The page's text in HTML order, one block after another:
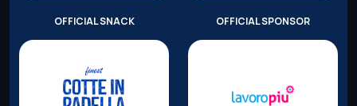
OFFICIAL SNACK OFFICIAL SPONSOR